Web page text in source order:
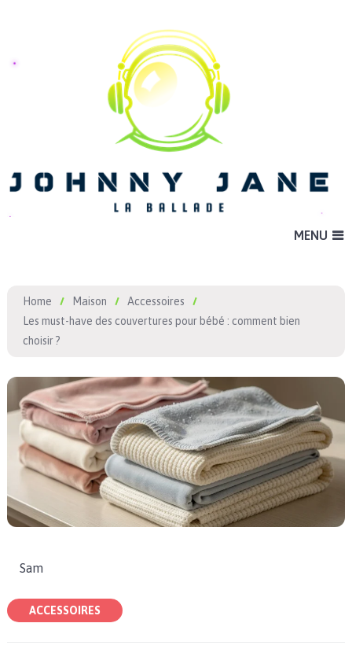
MENU
Home Maison
Accessoires
Les must-have des couvertures pour bébé : comment bien
choisir ?
Sam
ACCESSOIRES